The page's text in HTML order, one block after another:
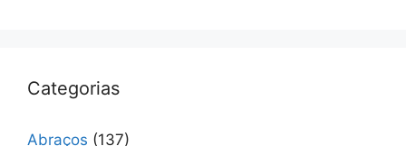
Categorias
Abraços (137)